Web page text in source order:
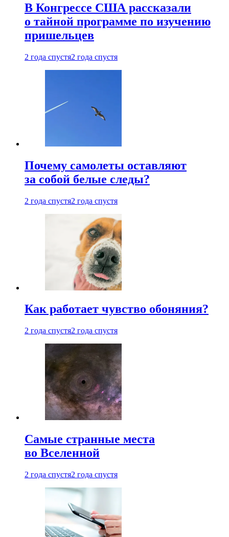
В Конгрессе США рассказали
о тайной программе по изучению
пришельцев
2 года спустя2 года спустя
Почему самолеты оставляют
за собой белые следы?
2 года спустя2 года спустя
Как работает чувство обоняния?
2 года спустя2 года спустя
Самые странные места
во Вселенной
2 года спустя2 года спустя